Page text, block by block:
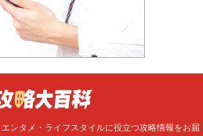
ンタメ・ライフスタイルに役立つ攻略情報をお届